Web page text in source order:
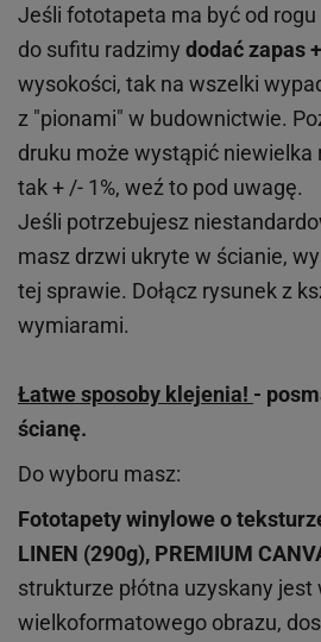
Jeśli fototapeta ma być od rogu
do sufitu radzimy dodać zapas
wysokości, tak na wszelki
z "pionami" w budownictwie.
druku może wystąpić niewielka
tak + /- 1%, weź to pod uwagę.
Jeśli potrzebujesz
masz drzwi ukryte w ścianie,
tej sprawie. Dołącz rysunek z
wymiarami.
Łatwe sposoby klejenia! -
ścianę.
Do wyboru masz:
Fototapety winylowe o
LINEN (290g), PREMIUM
strukturze płótna uzyskany
wielkoformatowego obrazu,